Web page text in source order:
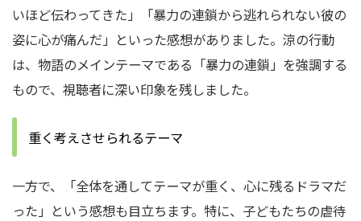
いほど伝わってきた」「暴力の連鎖から逃れられない彼の
姿に心が痛んだ」といった感想がありました。涼の行動
は、物語のメインテーマである「暴力の連鎖」を強調する
もので、視聴者に深い印象を残しました。
重く考えさせられるテーマ
一方で、「全体を通してテーマが重く、心に残るドラマだ
った」という感想も目立ちます。特に、子どもたちの虐待